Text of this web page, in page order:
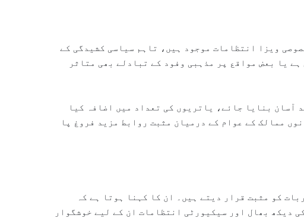
ویزا انتظامات موجود ہیں، تاہم سیاسی کشیدگی کے
یا بعض مواقع پر مذہبی وفود کے تبادلے بھی متاثر
آسان بنایا جائے، یاتریوں کی تعداد میں اضافہ کیا
ممالک کے عوام کے درمیان مثبت روابط مزید فروغ پا
کو مثبت قرار دیتے ہیں۔ ان کا کہنا ہوتا ہے کہ
دیکھ بھال اور سیکیورٹی انتظامات ان کے لیے خوشگوار